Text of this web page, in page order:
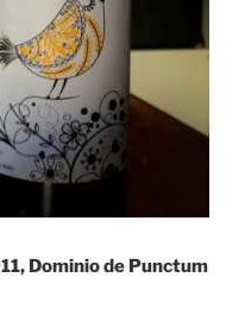
Dominio de Punctum